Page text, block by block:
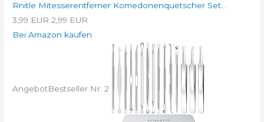
Rnitle Mitesserentferner Komedonenquetscher Set...
3,99 EUR 2,99 EUR
Bei Amazon kaufen
AngebotBestseller Nr. 2